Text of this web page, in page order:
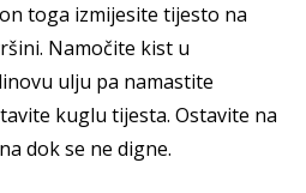
toga izmijesite tijesto na
Namočite kist u
ulju pa namastite
kuglu tijesta. Ostavite na
dok se ne digne.